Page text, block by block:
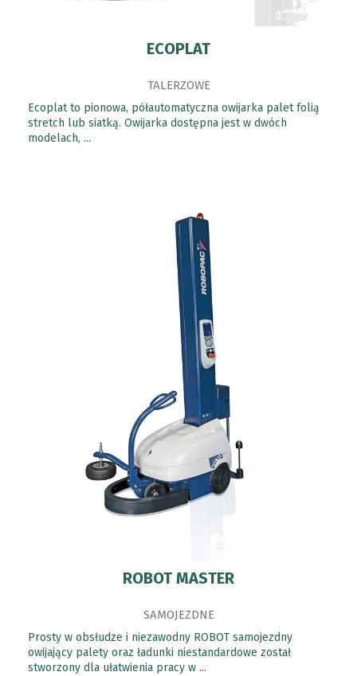
ECOPLAT
TALERZOWE
Ecoplat to pionowa, półautomatyczna owijarka palet folią
stretch lub siatką. Owijarka dostępna jest w dwóch
modelach, ...
ROBOT MASTER
SAMOJEZDNE
Prosty w obsłudze i niezawodny ROBOT samojezdny
owijający palety oraz ładunki niestandardowe został
stworzony dla ułatwienia pracy w ...